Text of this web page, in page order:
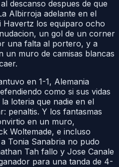
descanso despues de que
Albirroja adelante en el
Havertz los equiparo ocho
un gol de un corner
una falta al portero, y a
un muro de camisas blancas
en 1-1, Alemania
como si sus vidas
loteria que nadie en el
penaltis. Y los fantasmas
en un muro,
Woltemade, e incluso
Tonia Sanabria no pudo
Tah fallo y Jose Canale
para una tanda de 4-